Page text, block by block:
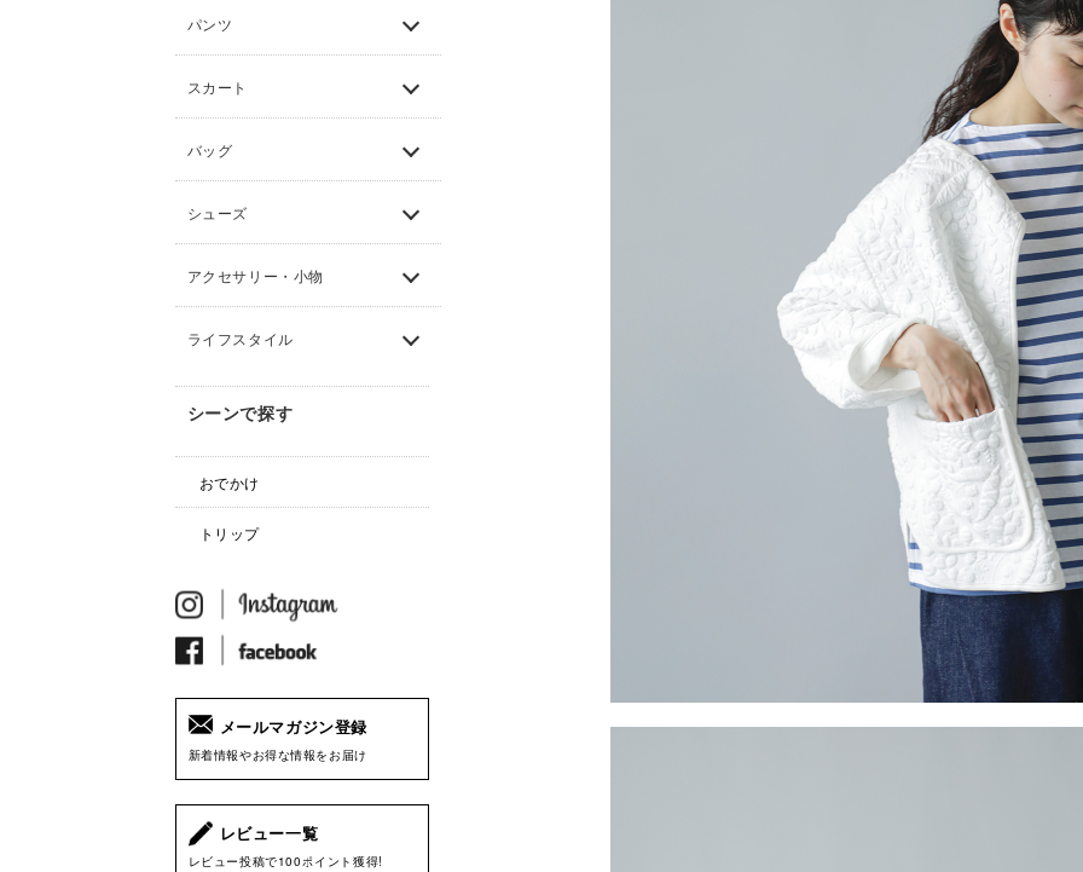
パンツ
スカート
バッグ
シューズ
アクセサリー・小物
ライフスタイル
シーンで探す
おでかけ
トリップ
メールマガジン登録
新着情報やお得な情報をお届け
レビュー一覧
レビュー投稿で100ポイント獲得!